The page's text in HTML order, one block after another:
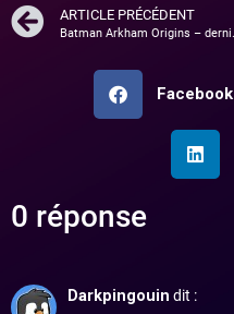
ARTICLE PRÉCÉDENT
Facebook
0 réponse
Darkpingouin dit :